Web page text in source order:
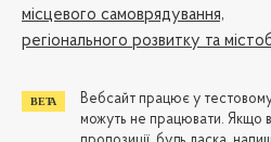
місцевого самоврядування,
регіонального розвитку та
Вебсайт працює у
можуть не працювати. Якщо